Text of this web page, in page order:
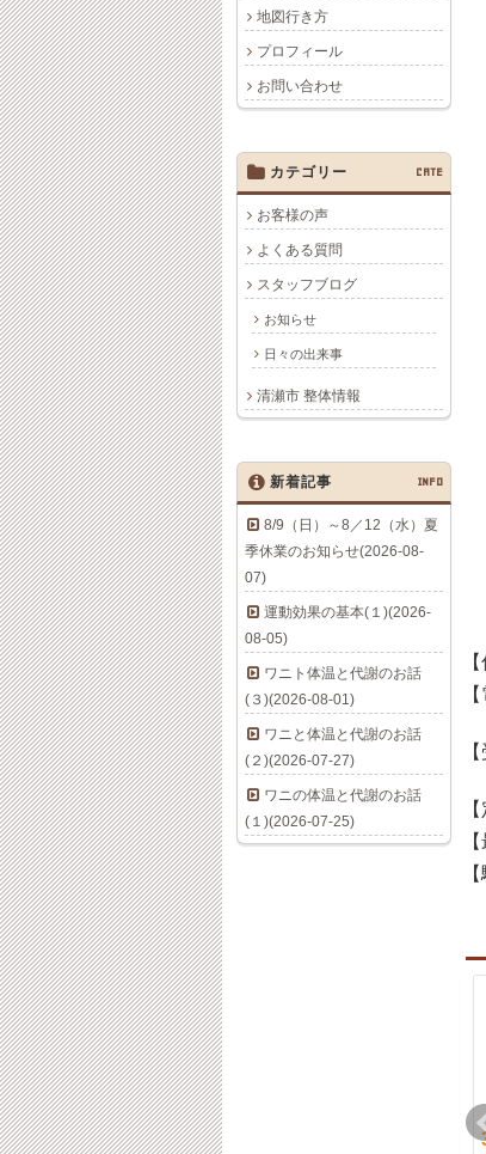
9月29日（木）通常営
地図行き方
プロフィール
お問い合わせ
カテゴリー CATE
お客様の声
よくある質問
スタッフブログ
お知らせ
日々の出来事
清瀬市 整体情報
新着記事 INFO
8/9（日）～8／12（水）夏
季休業のお知らせ(2026-08-
07)
運動効果の基本(１)(2026-
08-05)
ワニト体温と代謝のお話
(３)(2026-08-01)
ワニと体温と代謝のお話
(２)(2026-07-27)
ワニの体温と代謝のお話
(１)(2026-07-25)